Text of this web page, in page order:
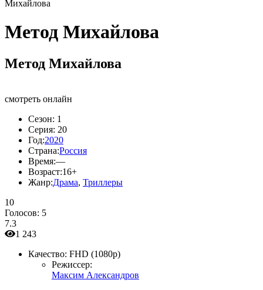
Михайлова
Метод Михайлова
Метод Михайлова
смотреть онлайн
Сезон: 1
Серия: 20
Год:2020
Страна:Россия
Время:—
Возраст:16+
Жанр:Драма, Триллеры
10
Голосов: 5
7.3
1 243
Качество: FHD (1080p)
Режиссер:
Максим Александров